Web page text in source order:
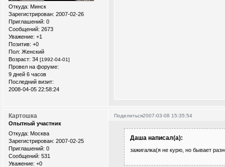
Откуда: Минск
Зарегистрирован: 2007-02-26
Приглашений: 0
Сообщений: 2673
Уважение: +1
Позитив: +0
Пол: Женский
Возраст: 34 [1992-04-01]
Провел на форуме:
9 дней 6 часов
Последний визит:
2008-04-05 22:58:24
Поделиться2007-03-08 15:35:54
Картошка
Опытный участник
Откуда: Москва
Зарегистрирован: 2007-02-25
Приглашений: 0
Сообщений: 531
Уважение: +0
Даша написал(а):
зажигалка(я не курю, но бывает